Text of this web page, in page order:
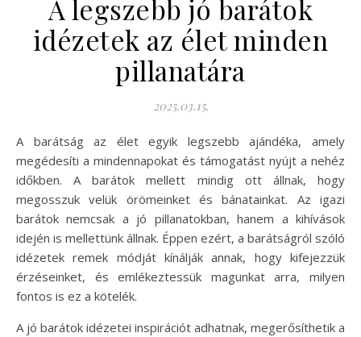
A legszebb jó barátok
idézetek az élet minden
pillanatára
2025.03.15.
A barátság az élet egyik legszebb ajándéka, amely
megédesíti a mindennapokat és támogatást nyújt a nehéz
időkben. A barátok mellett mindig ott állnak, hogy
megosszuk velük örömeinket és bánatainkat. Az igazi
barátok nemcsak a jó pillanatokban, hanem a kihívások
idején is mellettünk állnak. Éppen ezért, a barátságról szóló
idézetek remek módját kínálják annak, hogy kifejezzük
érzéseinket, és emlékeztessük magunkat arra, milyen
fontos is ez a kötelék.
A jó barátok idézetei inspirációt adhatnak, megerősíthetik a